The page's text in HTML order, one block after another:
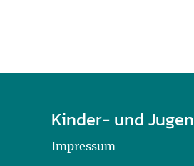
Kinder- und
Impressum